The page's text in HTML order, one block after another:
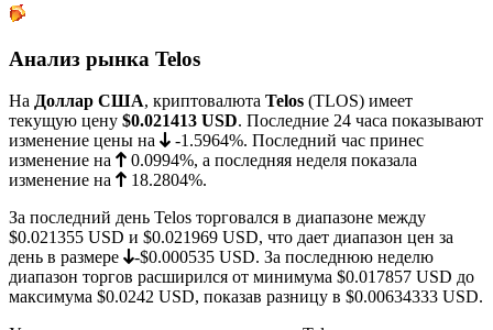
Анализ рынка Telos
На Доллар США, криптовалюта Telos (TLOS) имеет
текущую цену $0.021413 USD. Последние 24 часа показывают
изменение цены на
-1.5964%. Последний час принес
изменение на
0.0994%, а последняя неделя показала
изменение на
18.2804%.
За последний день Telos торговался в диапазоне между
$0.021355 USD и $0.021969 USD, что дает диапазон цен за
день в размере
-$0.000535 USD. За последнюю неделю
диапазон торгов расширился от минимума $0.017857 USD до
максимума $0.0242 USD, показав разницу в $0.00634333 USD.